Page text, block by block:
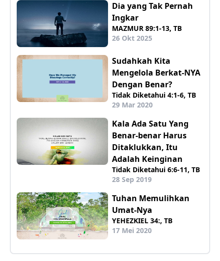
Dia yang Tak Pernah
Ingkar
MAZMUR 89:1-13, TB
26 Okt 2025
Sudahkah Kita
Mengelola Berkat-NYA
Dengan Benar?
Tidak Diketahui 4:1-6, TB
29 Mar 2020
Kala Ada Satu Yang
Benar-benar Harus
Ditaklukkan, Itu
Adalah Keinginan
Tidak Diketahui 6:6-11, TB
28 Sep 2019
Tuhan Memulihkan
Umat-Nya
YEHEZKIEL 34:, TB
17 Mei 2020